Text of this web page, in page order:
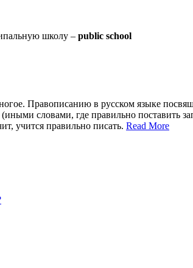
школу – public school
Правописанию в русском языке
словами, где правильно поставить
учится правильно писать. Read More